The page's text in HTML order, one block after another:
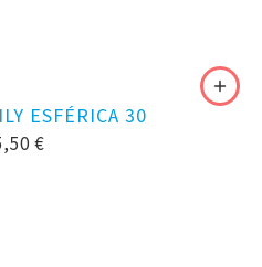
ESFÉRICA 30
€